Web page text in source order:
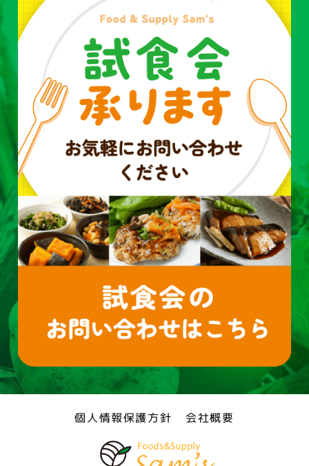
個人情報保護方針 会社概要